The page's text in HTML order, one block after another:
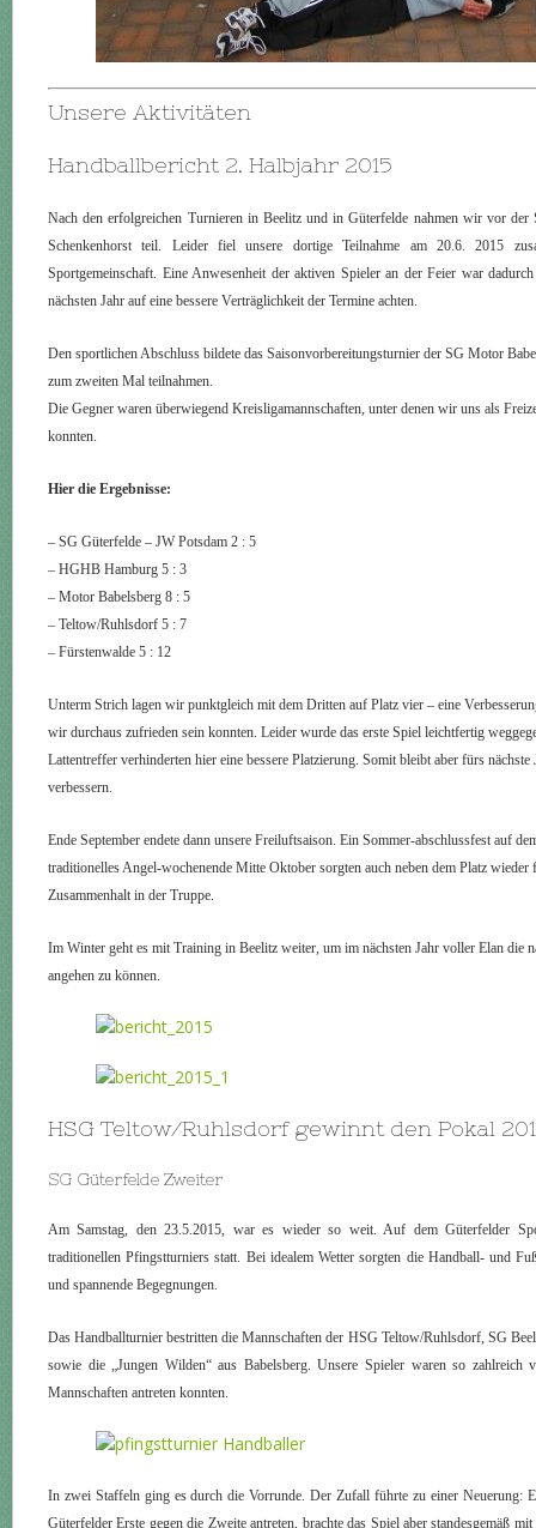
Unsere Aktivitäten
Handballbericht 2. Halbjahr 2015
Nach den erfolgreichen Turnieren in Beelitz und in Güterfelde nahmen wir vor der
Schenkenhorst teil. Leider fiel unsere dortige Teilnahme am 20.6. 2015
Sportgemeinschaft. Eine Anwesenheit der aktiven Spieler an der Feier war
nächsten Jahr auf eine bessere Verträglichkeit der Termine achten.
Den sportlichen Abschluss bildete das Saisonvorbereitungsturnier der SG Motor
zum zweiten Mal teilnahmen.
Die Gegner waren überwiegend Kreisligamannschaften, unter denen wir uns als
konnten.
Hier die Ergebnisse:
– SG Güterfelde – JW Potsdam 2 : 5
– HGHB Hamburg 5 : 3
– Motor Babelsberg 8 : 5
– Teltow/Ruhlsdorf 5 : 7
– Fürstenwalde 5 : 12
Unterm Strich lagen wir punktgleich mit dem Dritten auf Platz vier – eine
wir durchaus zufrieden sein konnten. Leider wurde das erste Spiel leichtfertig
Lattentreffer verhinderten hier eine bessere Platzierung. Somit bleibt aber fürs
verbessern.
Ende September endete dann unsere Freiluftsaison. Ein Sommer-abschlussfest auf
traditionelles Angel-wochenende Mitte Oktober sorgten auch neben dem Platz wieder
Zusammenhalt in der Truppe.
Im Winter geht es mit Training in Beelitz weiter, um im nächsten Jahr voller Elan die
angehen zu können.
HSG Teltow/Ruhlsdorf gewinnt den Pokal
SG Güterfelde Zweiter
Am Samstag, den 23.5.2015, war es wieder so weit. Auf dem Güterfelder
traditionellen Pfingstturniers statt. Bei idealem Wetter sorgten die Handball- und
und spannende Begegnungen.
Das Handballturnier bestritten die Mannschaften der HSG Teltow/Ruhlsdorf, SG
sowie die „Jungen Wilden“ aus Babelsberg. Unsere Spieler waren so
Mannschaften antreten konnten.
In zwei Staffeln ging es durch die Vorrunde. Der Zufall führte zu einer Neuerung:
Güterfelder Erste gegen die Zweite antreten, brachte das Spiel aber standesgemäß